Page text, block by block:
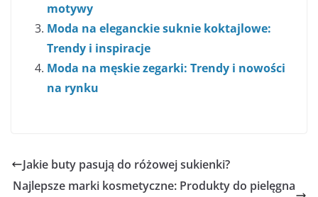
motywy
Moda na eleganckie suknie koktajlowe:
Trendy i inspiracje
Moda na męskie zegarki: Trendy i nowości
na rynku
Jakie buty pasują do różowej sukienki?
Najlepsze marki kosmetyczne: Produkty do pielęgna